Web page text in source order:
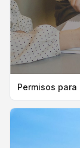
Permisos